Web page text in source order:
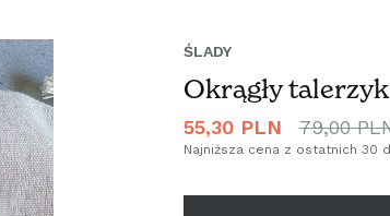
g
i
o
ŚLADY
Okrągły talerzyk
Cena
promocyjna
55,30 PLN
Cena
regularna
79,00
Najniższa cena z ostatnich 30